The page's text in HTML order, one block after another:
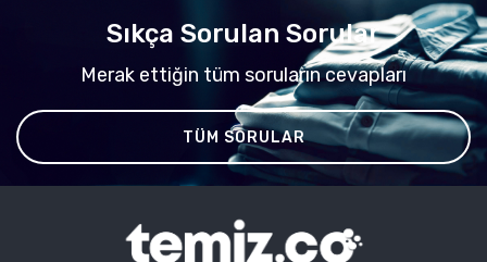
Sıkça Sorulan Sorular
Merak ettiğin tüm soruların cevapları
TÜM SORULAR